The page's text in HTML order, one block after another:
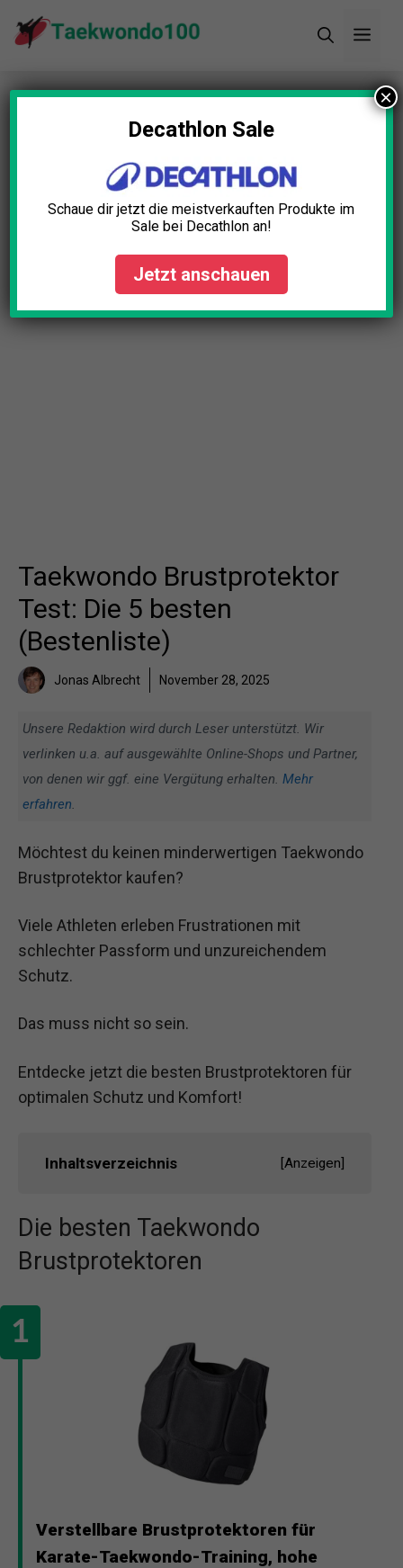
Inhalt
Startseite»Blog»Taekwondo Brustprotektor
Test: Die 5 besten (Bestenliste)
Taekwondo Brustprotektor
Test: Die 5 besten
(Bestenliste)
Jonas Albrecht November 28, 2025
Unsere Redaktion wird durch Leser unterstützt. Wir
verlinken u.a. auf ausgewählte Online-Shops und Partner,
von denen wir ggf. eine Vergütung erhalten. Mehr
erfahren.
Möchtest du keinen minderwertigen Taekwondo
Brustprotektor kaufen?
Viele Athleten erleben Frustrationen mit
schlechter Passform und unzureichendem
Schutz.
Das muss nicht so sein.
Entdecke jetzt die besten Brustprotektoren für
optimalen Schutz und Komfort!
Inhaltsverzeichnis [Anzeigen]
Die besten Taekwondo
Brustprotektoren
Verstellbare Brustprotektoren für
Karate-Taekwondo-Training, hohe
Decathlon Sale
Schaue dir jetzt die meistverkauften Produkte im
Sale bei Decathlon an!
Jetzt anschauen
×